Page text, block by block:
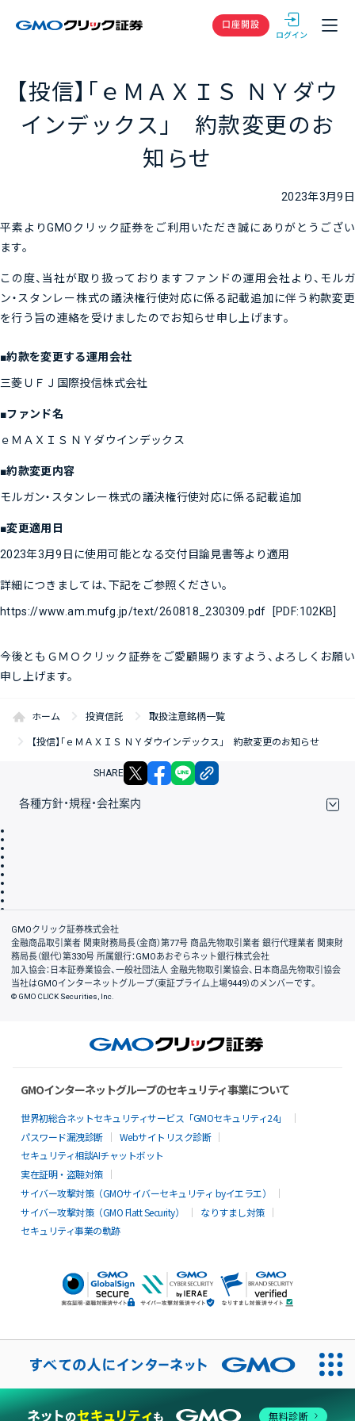
GMOクリック
口座開設
【投信】「ｅＭＡＸＩＳ ＮＹダウ
インデックス」 約款変更のお
知らせ
2023年3月9日
平素よりGMOクリック証券をご利用いただき誠にありがとうござい
ます。
この度、当社が取り扱っておりますファンドの運用会社より、モルガ
ン・スタンレー株式の議決権行使対応に係る記載追加に伴う約款変更
を行う旨の連絡を受けましたのでお知らせ申し上げます。
■約款を変更する運用会社
三菱ＵＦＪ国際投信株式会社
■ファンド名
ｅＭＡＸＩＳ ＮＹダウインデックス
■約款変更内容
モルガン・スタンレー株式の議決権行使対応に係る記載追加
■変更適用日
2023年3月9日に使用可能となる交付目論見書等より適用
詳細につきましては、下記をご参照ください。
https://www.am.mufg.jp/text/260818_230309.pdf [PDF:102KB]
今後ともＧＭＯクリック証券をご愛顧賜りますよう、よろしくお願い
申し上げます。
ホーム 投資信託 取扱注意銘柄一覧
【投信】「ｅＭＡＸＩＳ ＮＹダウインデックス」 約款変更のお知らせ
SHARE X facebook
各種方針・規程・会社案内
会社案内
GMOクリック証券株式会社
金融商品取引業者 関東財務局長（金商）第77号 商品先物取引業者 銀行代理業者 関東財
務局長（銀代）第330号 所属銀行：GMOあおぞらネット銀行株式会社
加入協会：日本証券業協会、一般社団法人 金融先物取引業協会、日本商品先物取引協会
当社はGMOインターネットグループ（東証プライム上場9449）のメンバーです。
© GMO CLICK Securities, Inc.
GMOインターネットグループのセキュリティ事業について
世界初総合ネットセキュリティサービス「GMOセキュリティ24」
パスワード漏洩診断
Webサイトリスク診断
セキュリティ相談AIチャットボット
実在証明・盗聴対策
サイバー攻撃対策（GMOサイバーセキュリティ byイエラエ）
サイバー攻撃対策（GMO Flatt Security）
なりすまし対策
セキュリティ事業の軌跡
無料診断